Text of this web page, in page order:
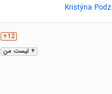
Kristýna
+ لیست من
12+